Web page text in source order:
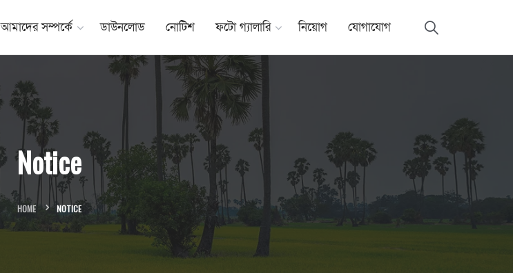
আমাদের সম্পর্কে ডাউনলোড নোটিশ ফটো গ্যালারি নিয়োগ যোগাযোগ
Notice
HOME NOTICE